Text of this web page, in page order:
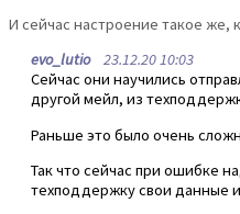
И сейчас настроение такое же,
evo_lutio23.12.20 10:03
Сейчас они научились
другой мейл, из
Раньше это было очень
Так что сейчас при ошибке
техподдержку свои данные